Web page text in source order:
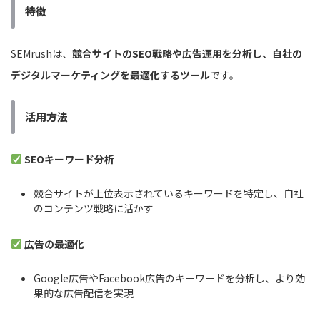
特徴
SEMrushは、 競合サイトのSEO戦略や広告運用を分析し、自社の
デジタルマーケティングを最適化するツールです。
活用方法
SEOキーワード分析
競合サイトが上位表示されているキーワードを特定し、自社
のコンテンツ戦略に活かす
広告の最適化
Google広告やFacebook広告のキーワードを分析し、より効
果的な広告配信を実現